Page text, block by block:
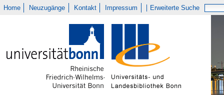
Home Neuzugänge Kontakt Impressum Erweiterte Suche